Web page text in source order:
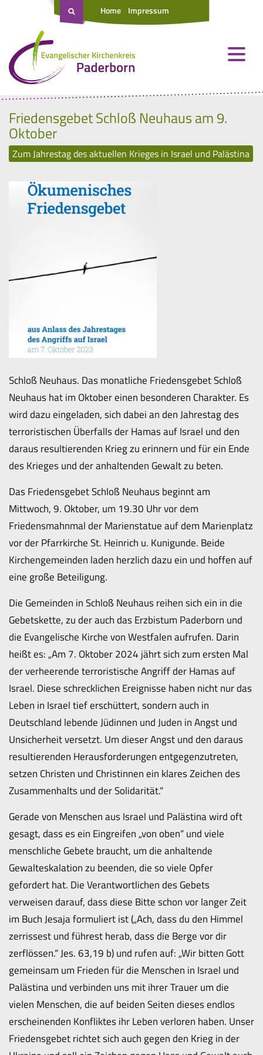
Home Impressum
Friedensgebet Schloß Neuhaus am 9.
Oktober
Zum Jahrestag des aktuellen Krieges in Israel und Palästina
Schloß Neuhaus. Das monatliche Friedensgebet Schloß
Neuhaus hat im Oktober einen besonderen Charakter. Es
wird dazu eingeladen, sich dabei an den Jahrestag des
terroristischen Überfalls der Hamas auf Israel und den
daraus resultierenden Krieg zu erinnern und für ein Ende
des Krieges und der anhaltenden Gewalt zu beten.
Das Friedensgebet Schloß Neuhaus beginnt am
Mittwoch, 9. Oktober, um 19.30 Uhr vor dem
Friedensmahnmal der Marienstatue auf dem Marienplatz
vor der Pfarrkirche St. Heinrich u. Kunigunde. Beide
Kirchengemeinden laden herzlich dazu ein und hoffen auf
eine große Beteiligung.
Die Gemeinden in Schloß Neuhaus reihen sich ein in die
Gebetskette, zu der auch das Erzbistum Paderborn und
die Evangelische Kirche von Westfalen aufrufen. Darin
heißt es: „Am 7. Oktober 2024 jährt sich zum ersten Mal
der verheerende terroristische Angriff der Hamas auf
Israel. Diese schrecklichen Ereignisse haben nicht nur das
Leben in Israel tief erschüttert, sondern auch in
Deutschland lebende Jüdinnen und Juden in Angst und
Unsicherheit versetzt. Um dieser Angst und den daraus
resultierenden Herausforderungen entgegenzutreten,
setzen Christen und Christinnen ein klares Zeichen des
Zusammenhalts und der Solidarität.“
Gerade von Menschen aus Israel und Palästina wird oft
gesagt, dass es ein Eingreifen „von oben“ und viele
menschliche Gebete braucht, um die anhaltende
Gewalteskalation zu beenden, die so viele Opfer
gefordert hat. Die Verantwortlichen des Gebets
verweisen darauf, dass diese Bitte schon vor langer Zeit
im Buch Jesaja formuliert ist („Ach, dass du den Himmel
zerrissest und führest herab, dass die Berge vor dir
zerflössen.“ Jes. 63,19 b) und rufen auf: „Wir bitten Gott
gemeinsam um Frieden für die Menschen in Israel und
Palästina und verbinden uns mit ihrer Trauer um die
vielen Menschen, die auf beiden Seiten dieses endlos
erscheinenden Konfliktes ihr Leben verloren haben. Unser
Friedensgebet richtet sich auch gegen den Krieg in der